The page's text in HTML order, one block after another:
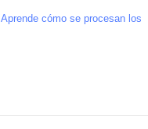
Aprende cómo se procesan los